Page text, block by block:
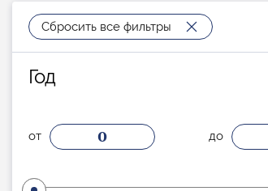
Сбросить все фильтры
Год
от 0 до